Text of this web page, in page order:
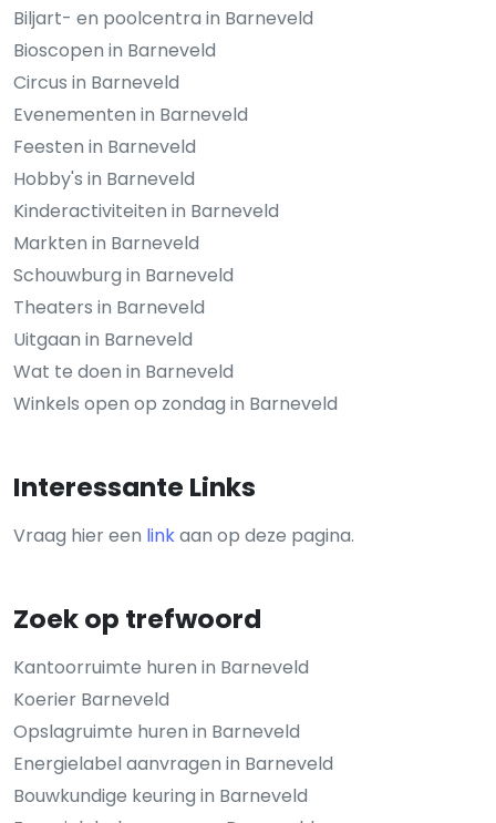
Biljart- en poolcentra in Barneveld
Bioscopen in Barneveld
Circus in Barneveld
Evenementen in Barneveld
Feesten in Barneveld
Hobby's in Barneveld
Kinderactiviteiten in Barneveld
Markten in Barneveld
Schouwburg in Barneveld
Theaters in Barneveld
Uitgaan in Barneveld
Wat te doen in Barneveld
Winkels open op zondag in Barneveld
Interessante Links
Vraag hier een linkaan op deze pagina.
Zoek op trefwoord
Kantoorruimte huren in Barneveld
Koerier Barneveld
Opslagruimte huren in Barneveld
Energielabel aanvragen in Barneveld
Bouwkundige keuring in Barneveld